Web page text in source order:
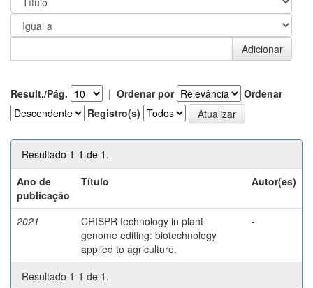
Result./Pág. | Ordenar por
Ordenar
Registro(s)
Resultado 1-1 de 1.
Ano de
publicação
Título Autor(es)
2021
CRISPR technology in plant
genome editing: biotechnology
applied to agriculture.
-
Resultado 1-1 de 1.